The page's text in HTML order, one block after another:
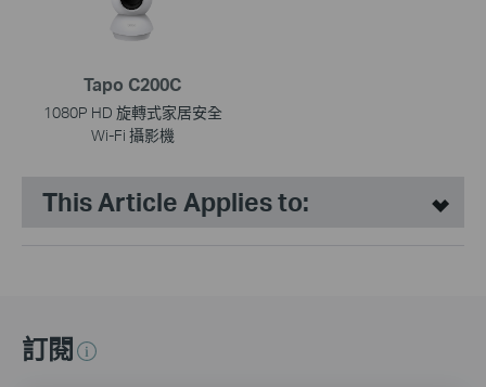
Tapo C200C
1080P HD 旋轉式家居安全
Wi-Fi 攝影機
This Article Applies to:
訂閱